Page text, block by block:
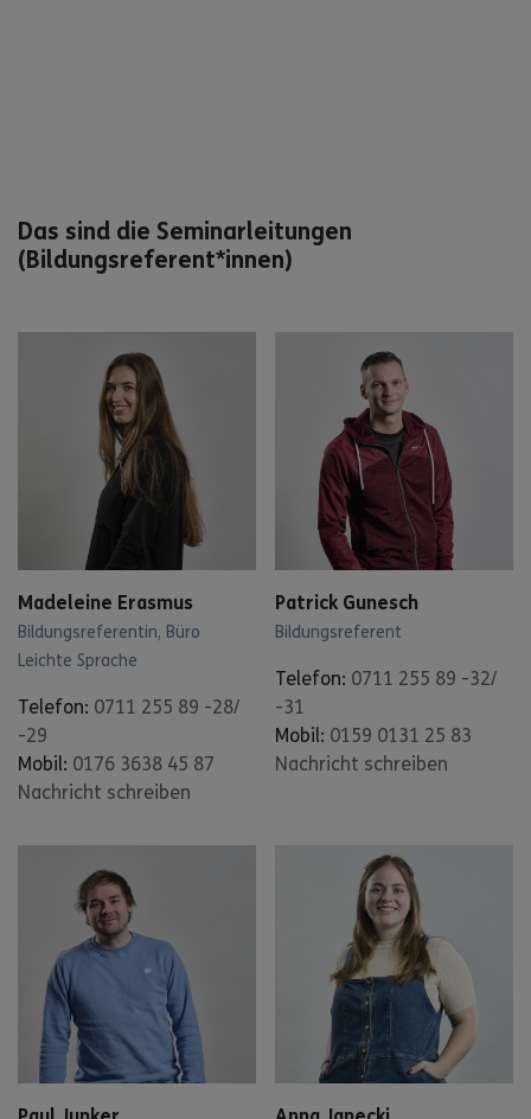
Das sind die Seminarleitungen
(Bildungsreferent*innen)
Madeleine Erasmus
Bildungsreferentin, Büro
Leichte Sprache
Telefon: 0711 255 89 -28/
-29
Mobil: 0176 3638 45 87
Nachricht schreiben
Patrick Gunesch
Bildungsreferent
Telefon: 0711 255 89 -32/
-31
Mobil: 0159 0131 25 83
Nachricht schreiben